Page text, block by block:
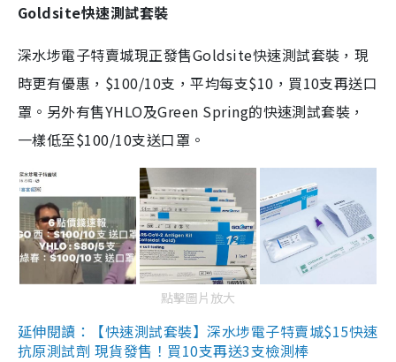
Goldsite快速測試套裝
深水埗電子特賣城現正發售Goldsite快速測試套裝，現
時更有優惠，$100/10支，平均每支$10，買10支再送口
罩。另外有售YHLO及Green Spring的快速測試套裝，
一樣低至$100/10支送口罩。
點擊圖片放大
延伸閱讀：【快速測試套裝】深水埗電子特賣城$15快速
抗原測試劑 現貨發售！買10支再送3支檢測棒